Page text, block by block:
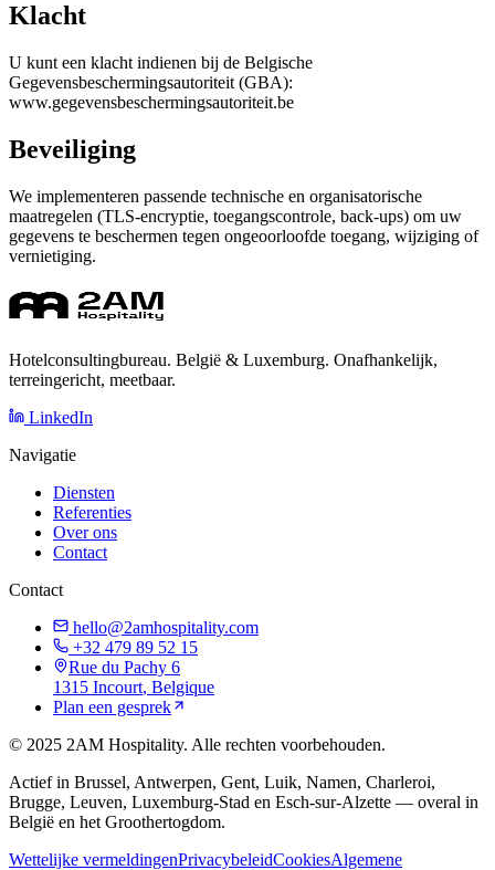
Klacht
U kunt een klacht indienen bij de Belgische
Gegevensbeschermingsautoriteit (GBA):
www.gegevensbeschermingsautoriteit.be
Beveiliging
We implementeren passende technische en organisatorische
maatregelen (TLS-encryptie, toegangscontrole, back-ups) om uw
gegevens te beschermen tegen ongeoorloofde toegang, wijziging of
vernietiging.
Hotelconsultingbureau. België & Luxemburg. Onafhankelijk,
terreingericht, meetbaar.
LinkedIn
Navigatie
Diensten
Referenties
Over ons
Contact
Contact
hello@2amhospitality.com
+32 479 89 52 15
Rue du Pachy 6
1315 Incourt, Belgique
Plan een gesprek
© 2025 2AM Hospitality. Alle rechten voorbehouden.
Actief in Brussel, Antwerpen, Gent, Luik, Namen, Charleroi,
Brugge, Leuven, Luxemburg-Stad en Esch-sur-Alzette — overal in
België en het Groothertogdom.
Wettelijke vermeldingenPrivacybeleidCookiesAlgemene